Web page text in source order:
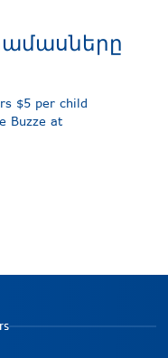
$5 per child
Buzze at